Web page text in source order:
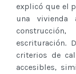
explicó que el
una vivienda
escrituración.
criterios de
accesibles,